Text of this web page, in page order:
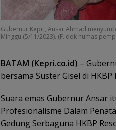
Gubernur Kepri, Ansar Ahmad
Minggu (5/11/2023). (F. dok humas
BATAM (Kepri.co.id) –
bersama Suster Gisel di
Suara emas Gubernur Ansar
Profesionalisme Dalam
Gedung Serbaguna HKBP
Satu
Pusat
PWI